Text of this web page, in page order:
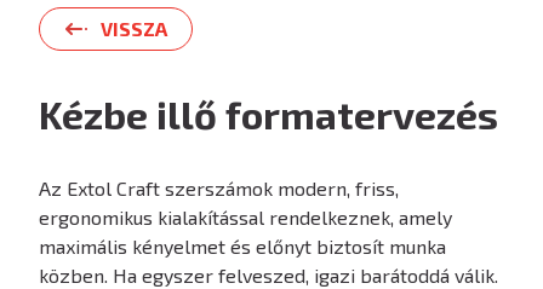
VISSZA
Kézbe illő formatervezés
Az Extol Craft szerszámok modern, friss,
ergonomikus kialakítással rendelkeznek, amely
maximális kényelmet és előnyt biztosít munka
közben. Ha egyszer felveszed, igazi barátoddá válik.